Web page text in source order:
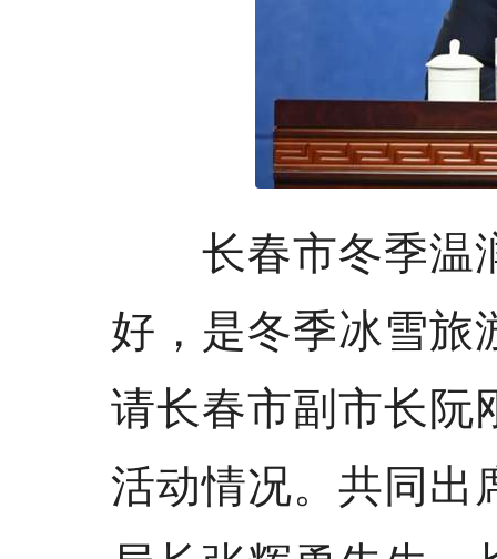
长春市冬季温
好，是冬季冰雪旅
请长春市副市长阮
活动情况。共同出